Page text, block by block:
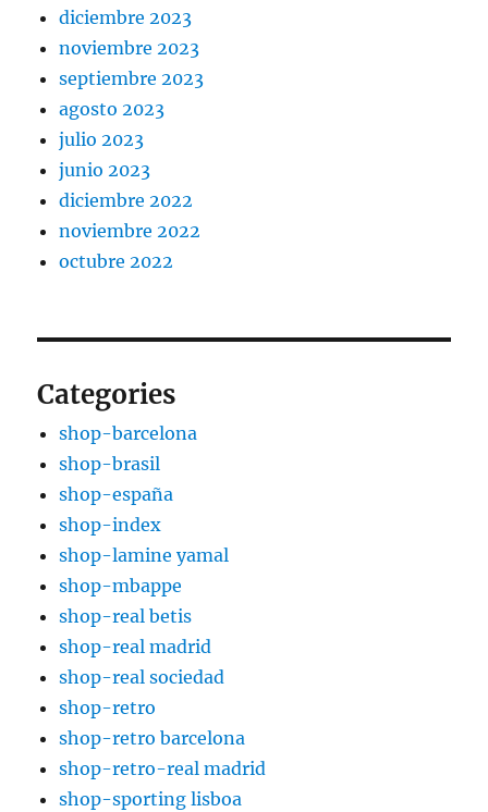
diciembre 2023
noviembre 2023
septiembre 2023
agosto 2023
julio 2023
junio 2023
diciembre 2022
noviembre 2022
octubre 2022
Categories
shop-barcelona
shop-brasil
shop-españa
shop-index
shop-lamine yamal
shop-mbappe
shop-real betis
shop-real madrid
shop-real sociedad
shop-retro
shop-retro barcelona
shop-retro-real madrid
shop-sporting lisboa